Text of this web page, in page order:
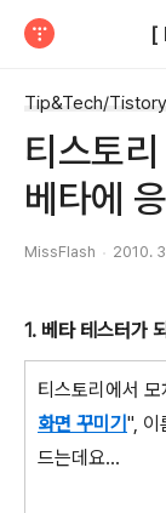
[
Tip&Tech/Tistory
티스토
베타에
MissFlash 2010.
1. 베타 테스터가
티스토리에서
화면 꾸미기 ", 이
드는데요...